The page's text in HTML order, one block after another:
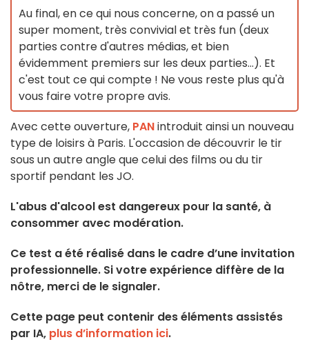
Au final, en ce qui nous concerne, on a passé un
super moment, très convivial et très fun (deux
parties contre d'autres médias, et bien
évidemment premiers sur les deux parties...). Et
c'est tout ce qui compte ! Ne vous reste plus qu'à
vous faire votre propre avis.
Avec cette ouverture, PANintroduit ainsi un nouveau
type de loisirs à Paris. L'occasion de découvrir le tir
sous un autre angle que celui des films ou du tir
sportif pendant les JO.
L'abus d'alcool est dangereux pour la santé, à
consommer avec modération.
Ce test a été réalisé dans le cadre d’une invitation
professionnelle. Si votre expérience diffère de la
nôtre, merci de le signaler.
Cette page peut contenir des éléments assistés
par IA, plus d’information ici.